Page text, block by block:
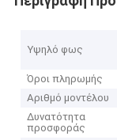
Υψηλό φως
Όροι πληρωμής
Αριθμό μοντέλου
Δυνατότητα
προσφοράς